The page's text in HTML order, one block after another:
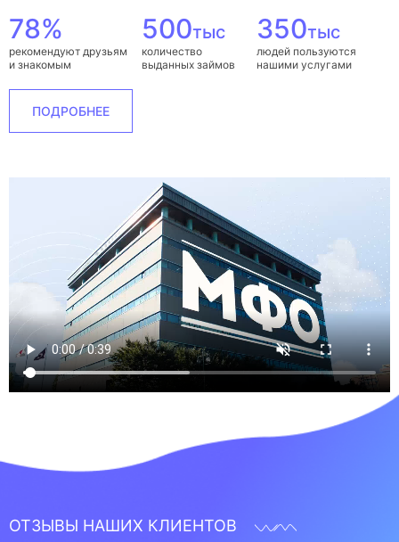
78%
рекомендуют друзьям
и знакомым
500тыс
количество
выданных займов
350тыс
людей пользуются
нашими услугами
ПОДРОБНЕЕ
ОТЗЫВЫ НАШИХ КЛИЕНТОВ